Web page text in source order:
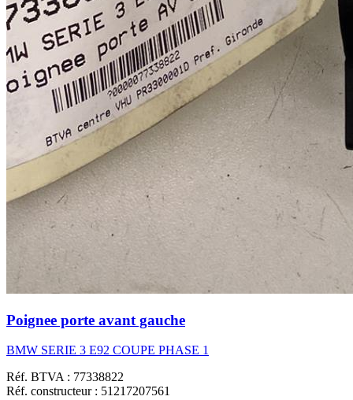
Poignee porte avant gauche
BMW SERIE 3 E92 COUPE PHASE 1
Réf. BTVA : 77338822
Réf. constructeur : 51217207561